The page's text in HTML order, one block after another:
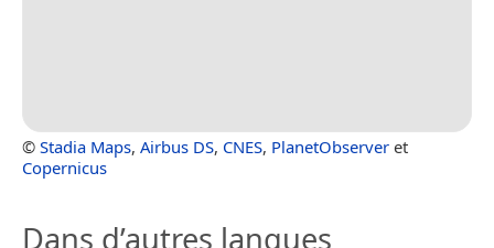
© Stadia Maps, Airbus DS, CNES, PlanetObserver et
Copernicus
Dans d’autres langues